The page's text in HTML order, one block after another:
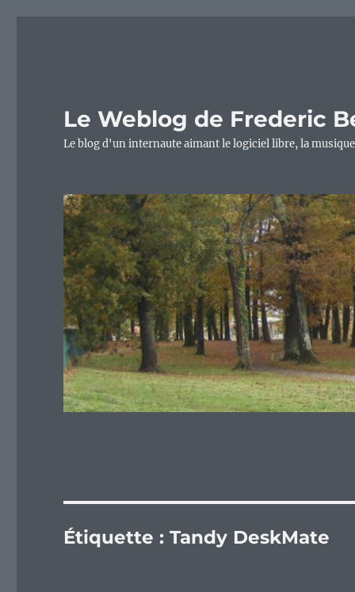
Le Weblog de Frederic
Le blog d'un internaute aimant le logiciel libre, la
Étiquette :Tandy DeskMate